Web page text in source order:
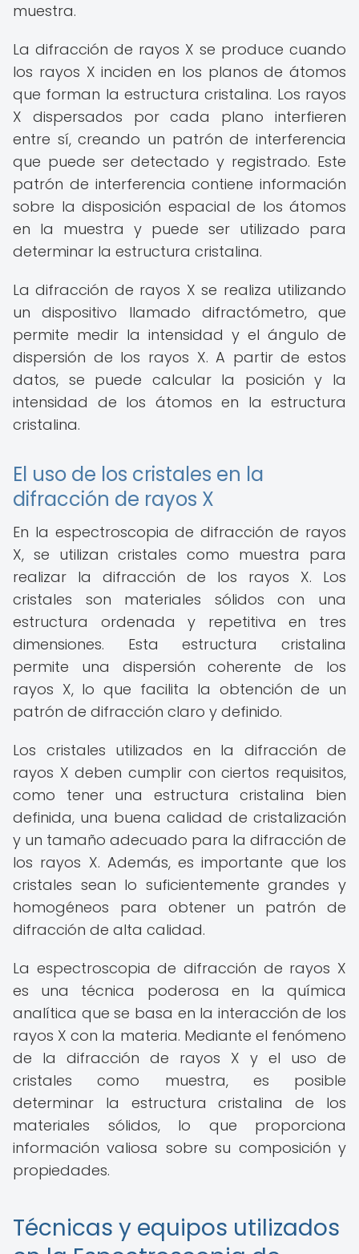
muestra.
La difracción de rayos X se produce cuando
los rayos X inciden en los planos de átomos
que forman la estructura cristalina. Los rayos
X dispersados por cada plano interfieren
entre sí, creando un patrón de interferencia
que puede ser detectado y registrado. Este
patrón de interferencia contiene información
sobre la disposición espacial de los átomos
en la muestra y puede ser utilizado para
determinar la estructura cristalina.
La difracción de rayos X se realiza utilizando
un dispositivo llamado difractómetro, que
permite medir la intensidad y el ángulo de
dispersión de los rayos X. A partir de estos
datos, se puede calcular la posición y la
intensidad de los átomos en la estructura
cristalina.
El uso de los cristales en la
difracción de rayos X
En la espectroscopia de difracción de rayos
X, se utilizan cristales como muestra para
realizar la difracción de los rayos X. Los
cristales son materiales sólidos con una
estructura ordenada y repetitiva en tres
dimensiones. Esta estructura cristalina
permite una dispersión coherente de los
rayos X, lo que facilita la obtención de un
patrón de difracción claro y definido.
Los cristales utilizados en la difracción de
rayos X deben cumplir con ciertos requisitos,
como tener una estructura cristalina bien
definida, una buena calidad de cristalización
y un tamaño adecuado para la difracción de
los rayos X. Además, es importante que los
cristales sean lo suficientemente grandes y
homogéneos para obtener un patrón de
difracción de alta calidad.
La espectroscopia de difracción de rayos X
es una técnica poderosa en la química
analítica que se basa en la interacción de los
rayos X con la materia. Mediante el fenómeno
de la difracción de rayos X y el uso de
cristales como muestra, es posible
determinar la estructura cristalina de los
materiales sólidos, lo que proporciona
información valiosa sobre su composición y
propiedades.
Técnicas y equipos utilizados